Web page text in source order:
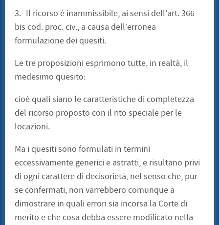
3.- Il ricorso è inammissibile, ai sensi dell’art. 366
bis cod. proc. civ., a causa dell’erronea
formulazione dei quesiti.
Le tre proposizioni esprimono tutte, in realtà, il
medesimo quesito:
cioè quali siano le caratteristiche di completezza
del ricorso proposto con il rito speciale per le
locazioni.
Ma i quesiti sono formulati in termini
eccessivamente generici e astratti, e risultano privi
di ogni carattere di decisorietà, nel senso che, pur
se confermati, non varrebbero comunque a
dimostrare in quali errori sia incorsa la Corte di
merito e che cosa debba essere modificato nella